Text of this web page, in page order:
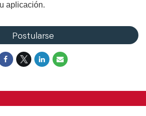
aplicación.
Postularse